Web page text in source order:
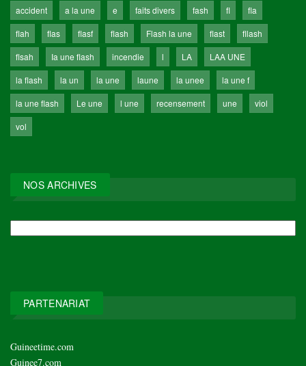
accident a la une e faits divers fash fl
fla
flah
flas flasf flash Flash la une flast
fllash
flsah
Ia une flash incendie l LA
LAA UNE
la flash
la un la une laune la unee
la une f
la une flash
Le une l une recensement une
viol
vol
NOS ARCHIVES
PARTENARIAT
Guineetime.com
Guinee7.com